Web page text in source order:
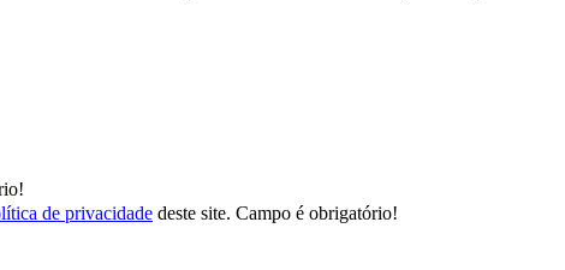
de privacidade deste site. Campo é obrigatório!